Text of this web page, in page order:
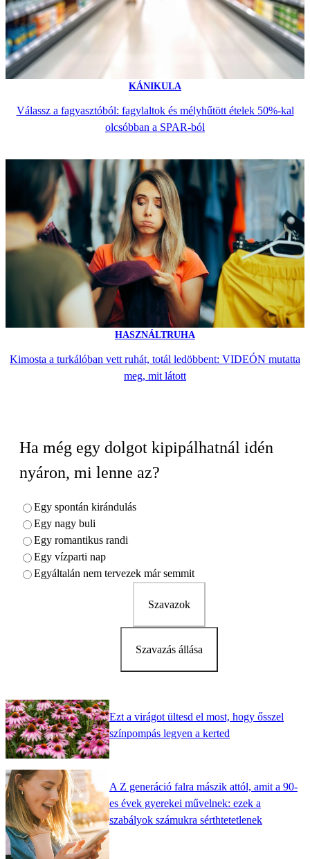
KÁNIKULA
Válassz a fagyasztóból: fagylaltok és mélyhűtött ételek 50%-kal
olcsóbban a SPAR-ból
HASZNÁLTRUHA
Kimosta a turkálóban vett ruhát, totál ledöbbent: VIDEÓN mutatta
meg, mit látott
Ha még egy dolgot kipipálhatnál idén
nyáron, mi lenne az?
Egy spontán kirándulás
Egy nagy buli
Egy romantikus randi
Egy vízparti nap
Egyáltalán nem tervezek már semmit
Szavazok
Szavazás állása
Ezt a virágot ültesd el most, hogy ősszel
színpompás legyen a kerted
A Z generáció falra mászik attól, amit a 90-
es évek gyerekei művelnek: ezek a
szabályok számukra sérthtetetlenek